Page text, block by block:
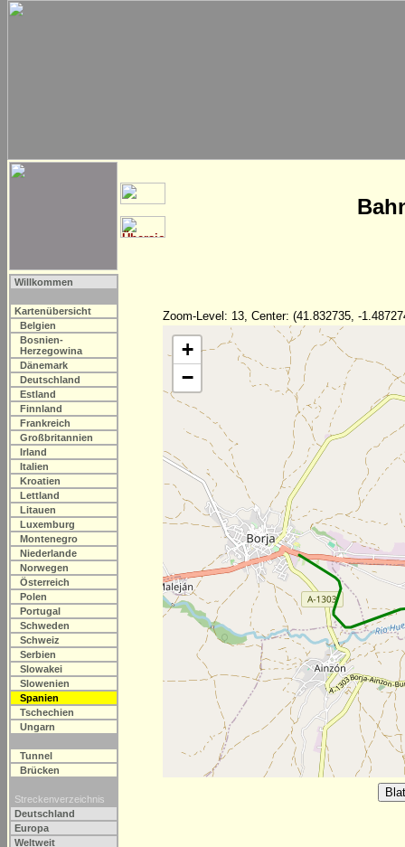
Willkommen
Kartenübersicht
Belgien
Bosnien-
Herzegowina
Dänemark
Deutschland
Estland
Finnland
Frankreich
Großbritannien
Irland
Italien
Kroatien
Lettland
Litauen
Luxemburg
Montenegro
Niederlande
Norwegen
Österreich
Polen
Portugal
Schweden
Schweiz
Serbien
Slowakei
Slowenien
Spanien
Tschechien
Ungarn
Tunnel
Brücken
Streckenverzeichnis
Deutschland
Europa
Weltweit
Zoom-Level: 13, Center: (41.832735, -
+
−